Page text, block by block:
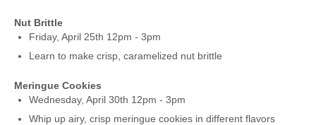
Nut Brittle
Friday, April 25th 12pm - 3pm
Learn to make crisp, caramelized nut brittle
Meringue Cookies
Wednesday, April 30th 12pm - 3pm
Whip up airy, crisp meringue cookies in different flavors